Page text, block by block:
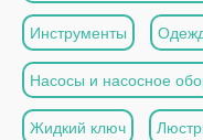
Инструменты
Насосы и насосное
Жидкий ключ